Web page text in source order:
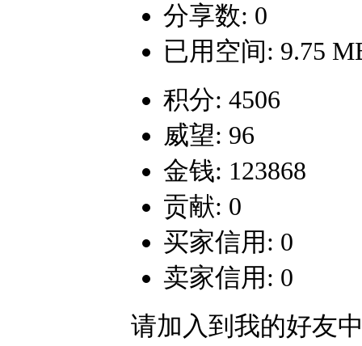
分享数: 0
已用空间: 9.75
积分: 4506
威望: 96
金钱: 123868
贡献: 0
买家信用: 0
卖家信用: 0
请加入到我的好友